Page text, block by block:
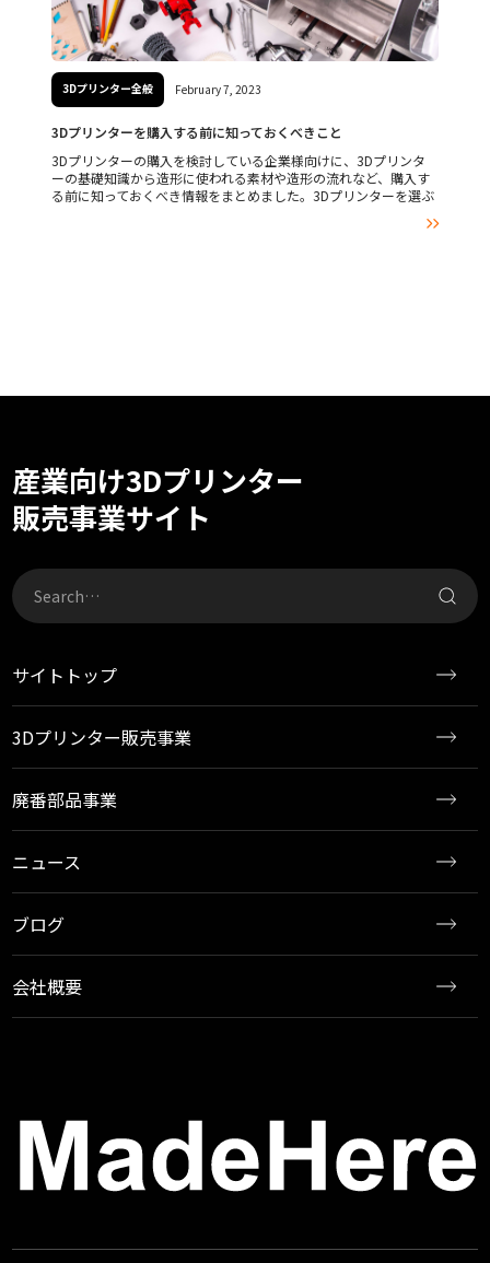
3Dプリンター全般 February 7, 2023
3Dプリンターを購入する前に知っておくべきこと
3Dプリンターの購入を検討している企業様向けに、3Dプリンタ
ーの基礎知識から造形に使われる素材や造形の流れなど、購入す
る前に知っておくべき情報をまとめました。3Dプリンターを選ぶ

産業向け3Dプリンター
販売事業サイト
サイトトップ
3Dプリンター販売事業
廃番部品事業
ニュース
ブログ
会社概要